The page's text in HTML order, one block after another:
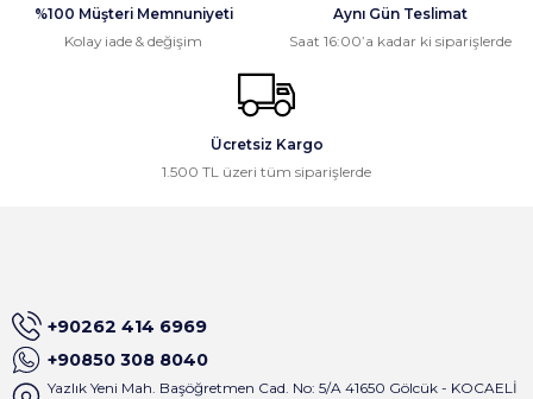
%100 Müşteri Memnuniyeti
Kolay iade & değişim
Aynı Gün Teslimat
Saat 16:00’a kadar ki siparişlerde
Ücretsiz Kargo
1.500 TL üzeri tüm siparişlerde
+90262 414 6969
+90850 308 8040
Yazlık Yeni Mah. Başöğretmen Cad. No: 5/A 41650 Gölcük - KOCAELİ